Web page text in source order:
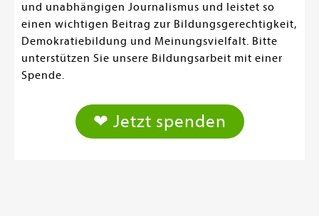
und unabhängigen Journalismus und leistet so
einen wichtigen Beitrag zur Bildungsgerechtigkeit,
Demokratiebildung und Meinungsvielfalt. Bitte
unterstützen Sie unsere Bildungsarbeit mit einer
Spende.
❤ Jetzt spenden